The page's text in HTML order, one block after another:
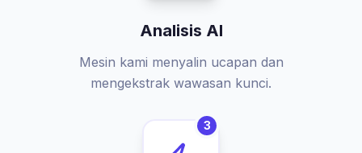
Analisis AI
Mesin kami menyalin ucapan dan
mengekstrak wawasan kunci.
3